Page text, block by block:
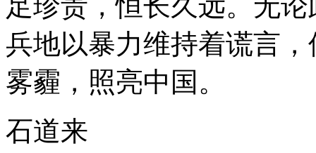
足珍贵，恒长久远。无
兵地以暴力维持着谎言
雾霾，照亮中国。
石道来